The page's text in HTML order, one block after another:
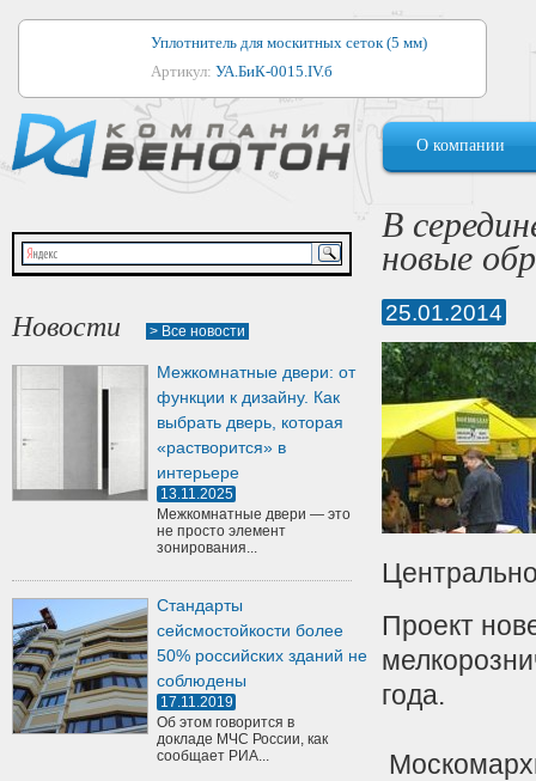
Уплотнитель для москитных сеток (5 мм)
Артикул: УА.БиК-0015.IV.б
Уплотнитель для алюминиевых окон
Артикул:1044
Уплотнитель для деревянных окон
Артикул:УМ.БиК-0062.IV.б
Уплотнитель лоджиевый для (4, 5, 6 мм)
Уплотнитель для деревянных дверей
Артикул:
О компании
Новости > Все новости
Межкомнатные двери: от
функции к дизайну. Как
выбрать дверь, которая
«растворится» в
интерьере
13.11.2025
Межкомнатные двери — это
не просто элемент
зонирования...
Стандарты
сейсмостойкости более
50% российских зданий не
соблюдены
17.11.2019
Об этом говорится в
докладе МЧС России, как
сообщает РИА...
В
новые
25.01.2014
Проект
года.